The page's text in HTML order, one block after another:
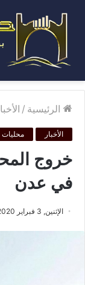
الرئيسية /
الأخبار محليات
خروج
في عدن
الإثنين, 3 فبراير 2020 - 8:42 م